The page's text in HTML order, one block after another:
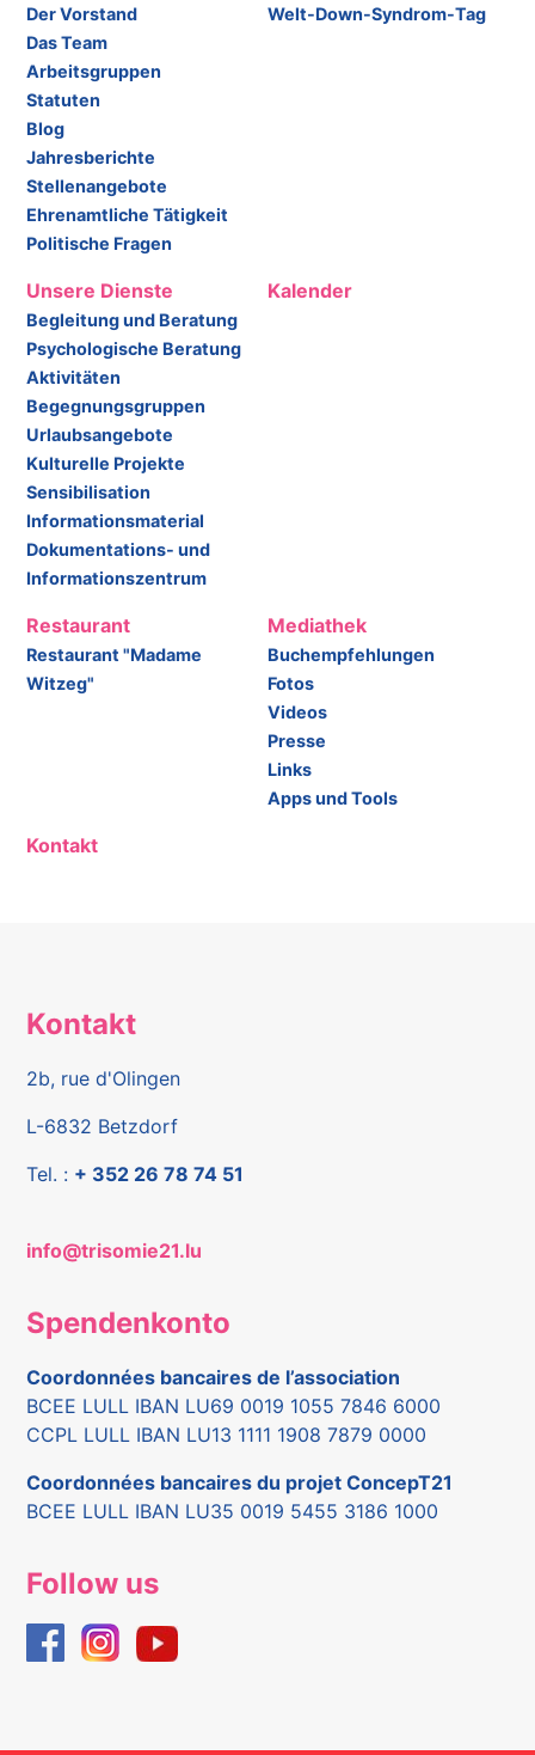
Der Vorstand
Das Team
Arbeitsgruppen
Statuten
Blog
Jahresberichte
Stellenangebote
Ehrenamtliche Tätigkeit
Politische Fragen
Welt-Down-Syndrom-Tag
Unsere Dienste
Begleitung und Beratung
Psychologische Beratung
Aktivitäten
Begegnungsgruppen
Urlaubsangebote
Kulturelle Projekte
Sensibilisation
Informationsmaterial
Dokumentations- und
Informationszentrum
Kalender
Restaurant
Restaurant "Madame
Witzeg"
Mediathek
Buchempfehlungen
Fotos
Videos
Presse
Links
Apps und Tools
Kontakt
Kontakt
2b, rue d'Olingen
L-6832 Betzdorf
Tel. : + 352 26 78 74 51
info@trisomie21.lu
Spendenkonto
Coordonnées bancaires de l’association
BCEE LULL IBAN LU69 0019 1055 7846 6000
CCPL LULL IBAN LU13 1111 1908 7879 0000
Coordonnées bancaires du projet ConcepT21
BCEE LULL IBAN LU35 0019 5455 3186 1000
Follow us